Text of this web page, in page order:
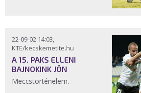
22-09-02 14:03,
KTE/kecskemetite.hu
A 15. PAKS ELLENI
BAJNOKINK JÖN
Meccstörténelem.